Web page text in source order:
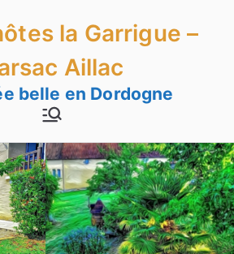
la Garrigue –
Aillac
belle en Dordogne